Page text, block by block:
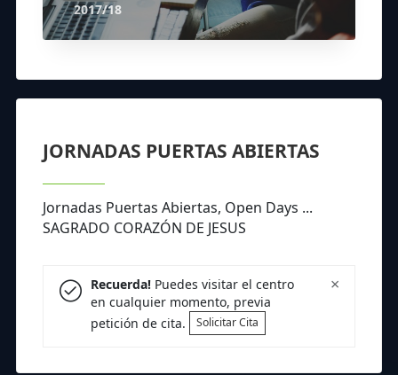
2017/18
JORNADAS PUERTAS ABIERTAS
Jornadas Puertas Abiertas, Open Days ...
SAGRADO CORAZÓN DE JESUS
×
Recuerda!Puedes visitar el centro
en cualquier momento, previa
petición de cita.
Solicitar Cita